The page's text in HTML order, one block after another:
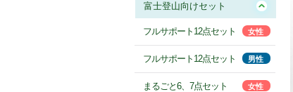
富士登山向けセット
フルサポート12点セット 女性
フルサポート12点セット 男性
まるごと6、7点セット 女性